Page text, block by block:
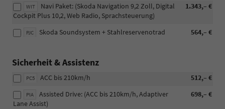
WIT 1.343,– €
Navi Paket: (Skoda Navigation 9,2 Zoll, Digital
Cockpit Plus 10,2, Web Radio, Sprachsteuerung)
PJC 564,– €
Skoda Soundsystem + Stahlreservenotrad
Sicherheit & Assistenz
PC5 512,– €
ACC bis 210km/h
PIA 698,– €
Assisted Drive: (ACC bis 210km/h, Adaptiver
Lane Assist)